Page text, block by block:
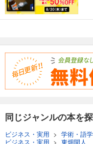
同じジャンルの本を
ビジネス・実用 > 学術・語学
ビジネス・実用 > 東畑開人